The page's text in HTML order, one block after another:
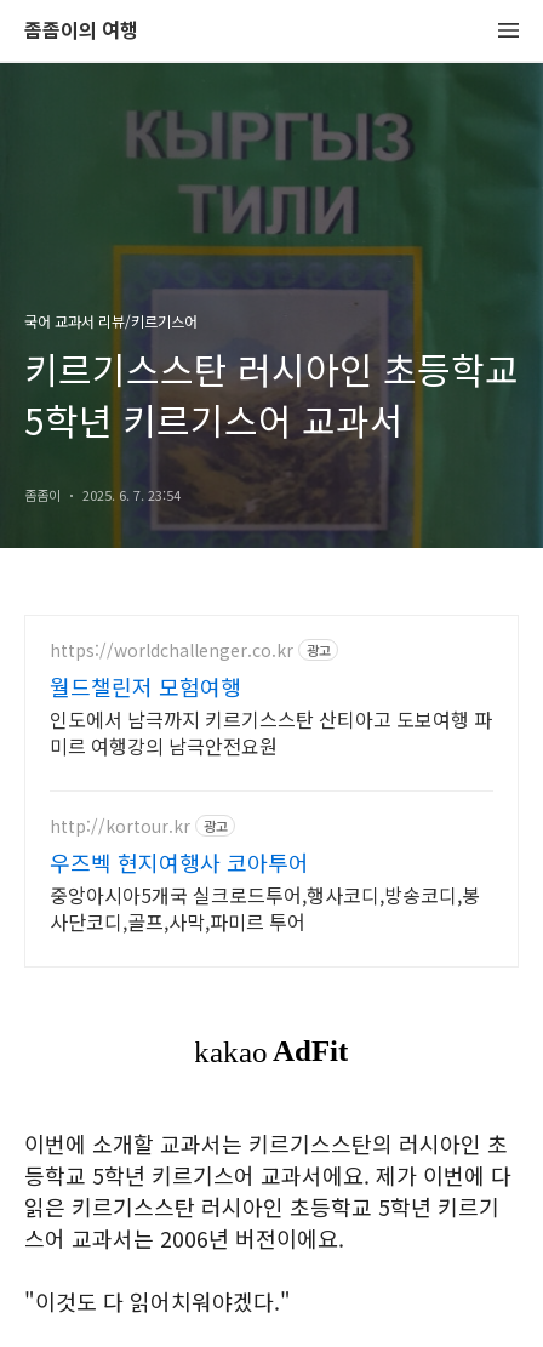
좀좀이의 여행
국어 교과서 리뷰/키르기스어
키르기스스탄 러시아인 초등학교
5학년 키르기스어 교과서
좀좀이 2025. 6. 7. 23:54
https://worldchallenger.co.kr 광고
월드챌린저 모험여행
인도에서 남극까지 키르기스스탄 산티아고 도보여행 파
미르 여행강의 남극안전요원
http://kortour.kr 광고
우즈벡 현지여행사 코아투어
중앙아시아5개국 실크로드투어,행사코디,방송코디,봉
사단코디,골프,사막,파미르 투어
이번에 소개할 교과서는 키르기스스탄의 러시아인 초
등학교 5학년 키르기스어 교과서에요. 제가 이번에 다
읽은 키르기스스탄 러시아인 초등학교 5학년 키르기
스어 교과서는 2006년 버전이에요.
"이것도 다 읽어치워야겠다."